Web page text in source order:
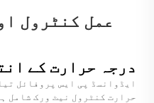
عمل کنٹرول
درجہ حرارت کے
ایڈوانسڈ پی ایس پروفائل
حرارت کنٹرول نیٹ ورک شامل